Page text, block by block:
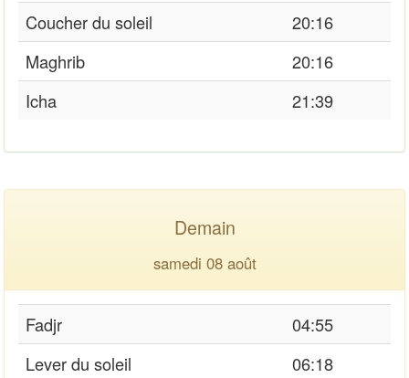
Coucher du soleil
20:16
Maghrib
20:16
Icha
21:39
Demain
samedi 08 août
Fadjr
04:55
Lever du soleil
06:18